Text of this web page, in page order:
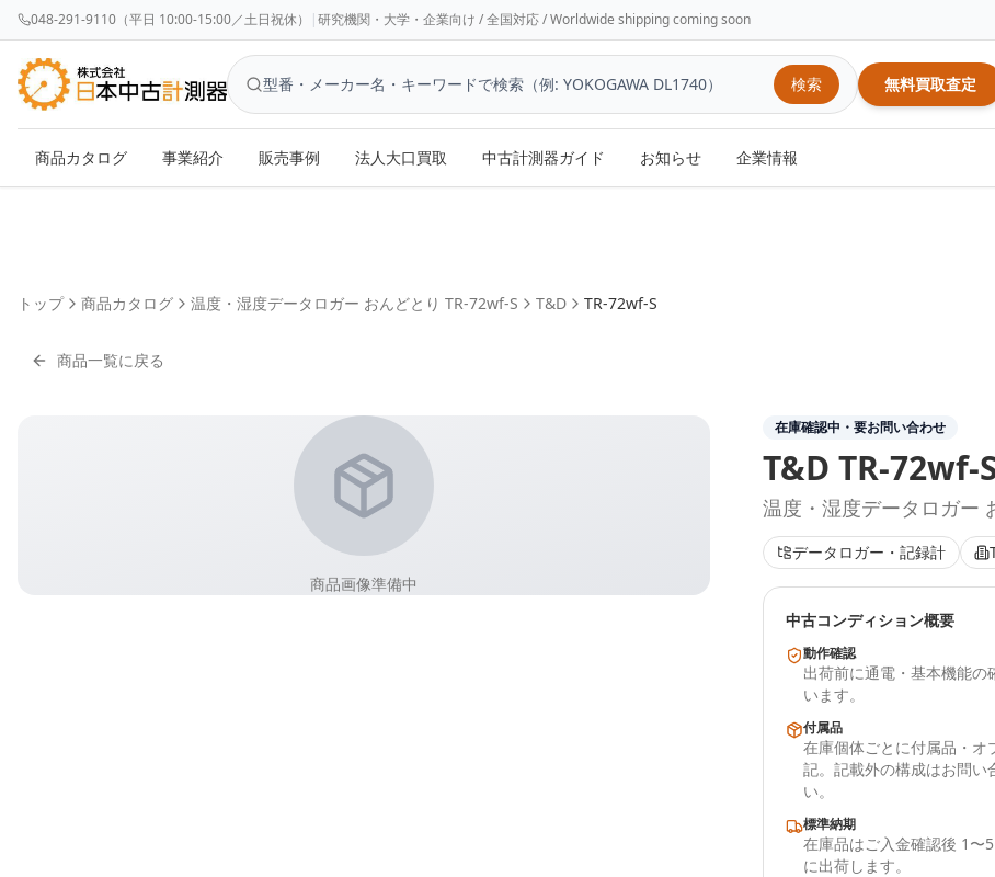
048-291-9110（平日 10:00-15:00／土日祝休） |研究機関・大学・企業向け / 全国対応 / Worldwide shipping coming soon
検索 無料買取査定
商品カタログ 事業紹介 販売事例 法人大口買取 中古計測器ガイド お知らせ 企業情報
トップ 商品カタログ 温度・湿度データロガー おんどとり TR-72wf-S T&D TR-72wf-S
商品一覧に戻る
商品画像準備中
在庫確認中・要お問い合わせ
T&D TR-72wf-
温度・湿度データロガー
データロガー・記録計
中古コンディション概要
動作確認
出荷前に通電・基本機能の
います。
付属品
在庫個体ごとに付属品・オ
記。記載外の構成はお問い
い。
標準納期
在庫品はご入金確認後 1〜
に出荷します。